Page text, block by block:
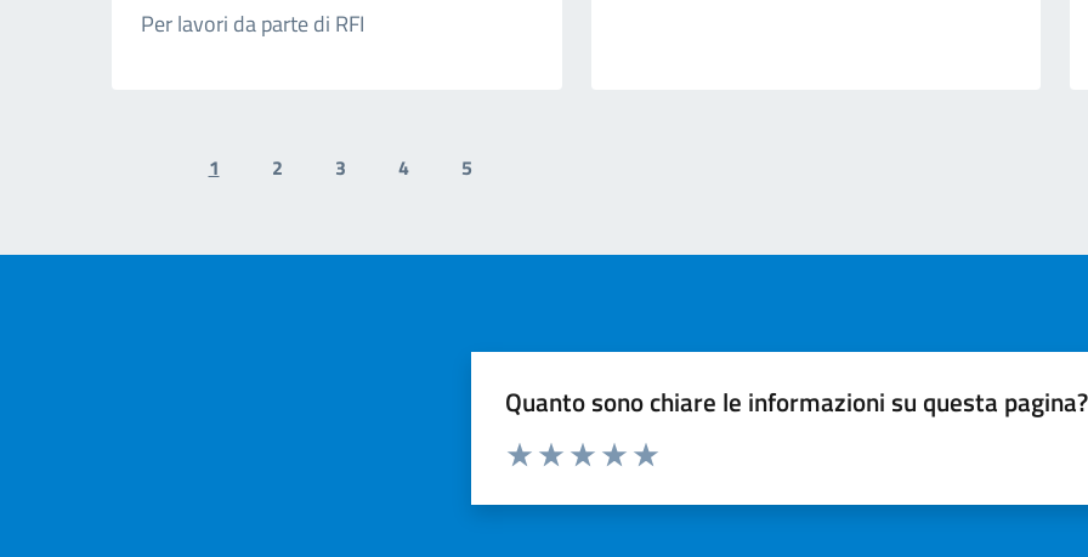
Per lavori da parte di RFI
Previous page
1 2 3 4 5
Quanto sono chiare le informazioni su questa pagina?
Valuta da 1 a 5 stelle la pagina